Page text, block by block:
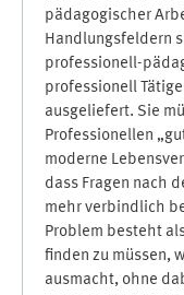
pädagogischer
Handlungsfeldern
professionell-
professionell
ausgeliefert. Sie
Professionellen
moderne
dass Fragen nach
mehr verbindlich
Problem besteht
finden zu müssen,
ausmacht, ohne